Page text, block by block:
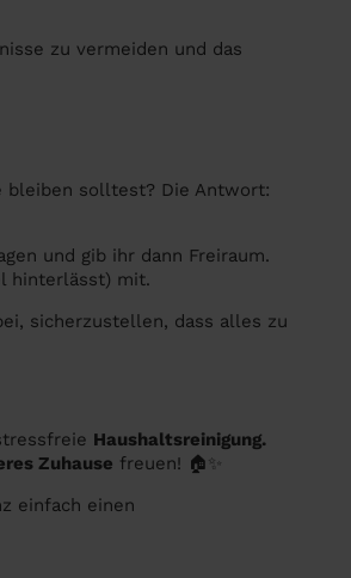
zu vermeiden und das
bleiben solltest? Die Antwort:
und gib ihr dann Freiraum.
hinterlässt) mit.
sicherzustellen, dass alles zu
Haushaltsreinigung.
Zuhause freuen! 🏠✨
einfach einen